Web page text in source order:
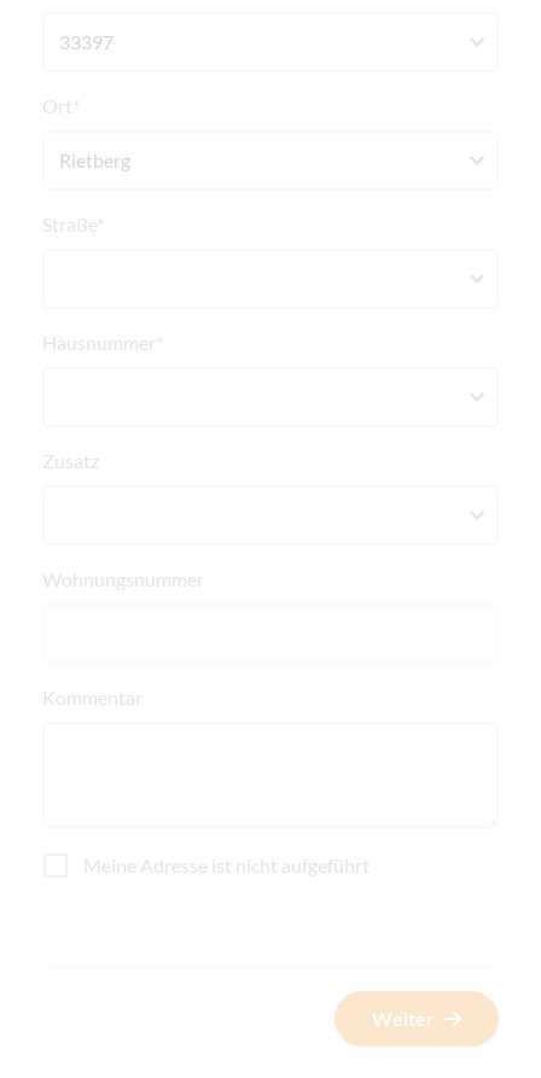
Ort*
Straße*
Hausnummer*
Zusatz
Wohnungsnummer
Kommentar
Meine Adresse ist nicht aufgeführt
Weiter